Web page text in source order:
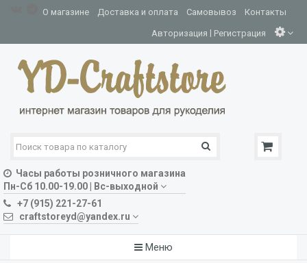
О магазине Доставка и оплата Самовывоз Контакты
Авторизация | Регистрация
Часы работы розничного магазина
Пн-Сб 10.00-19.00 | Вс-выходной
+7 (915) 221-27-61
craftstoreyd@yandex.ru
Меню